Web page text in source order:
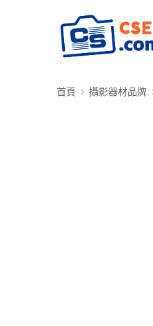
首頁 攝影器材品牌